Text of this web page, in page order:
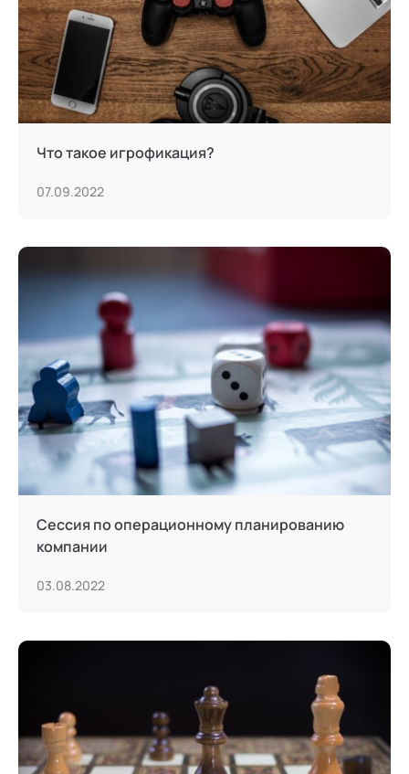
Что такое игрофикация?
07.09.2022
Сессия по операционному планированию
компании
03.08.2022